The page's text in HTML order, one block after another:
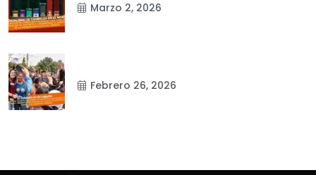
Marzo 2, 2026
Febrero 26, 2026